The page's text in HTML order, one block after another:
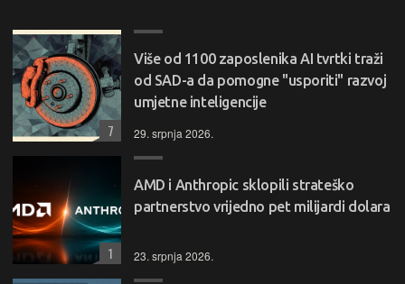
Više od 1100 zaposlenika AI tvrtki traži
od SAD-a da pomogne "usporiti" razvoj
umjetne inteligencije
29. srpnja 2026.
7
AMD i Anthropic sklopili strateško
partnerstvo vrijedno pet milijardi dolara
23. srpnja 2026.
1